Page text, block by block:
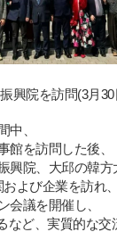
振興院を訪問(3月30
中、
館を訪問した後、
興院、大邱の韓方
および企業を訪れ、
会議を開催し、
など、 実質的な交